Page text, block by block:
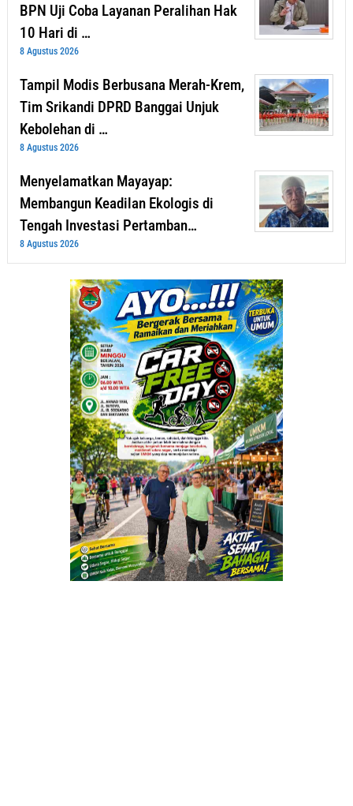
BPN Uji Coba Layanan Peralihan Hak
10 Hari di …
8 Agustus 2026
Tampil Modis Berbusana Merah-Krem,
Tim Srikandi DPRD Banggai Unjuk
Kebolehan di …
8 Agustus 2026
Menyelamatkan Mayayap:
Membangun Keadilan Ekologis di
Tengah Investasi Pertamban…
8 Agustus 2026